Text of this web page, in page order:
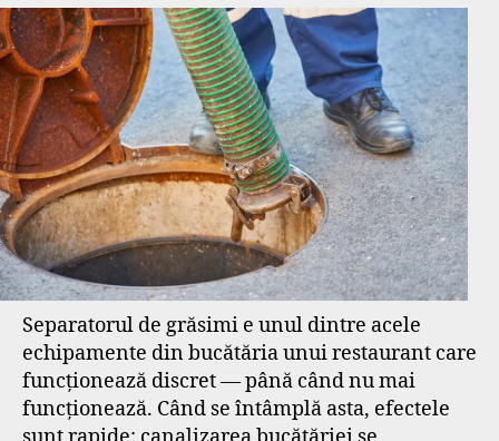
Separatorul de grăsimi e unul dintre acele
echipamente din bucătăria unui restaurant care
funcționează discret — până când nu mai
funcționează. Când se întâmplă asta, efectele